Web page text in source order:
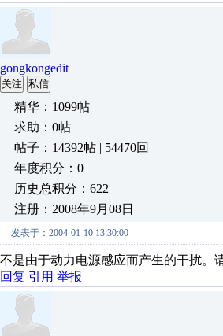
gongkongedit
关注 私信
精华：1099帖
求助：0帖
帖子：14392帖 | 54470回
年度积分：0
历史总积分：622
注册：2008年9月08日
发表于：2004-01-10 13:30:00
不是由于动力电源感应而产生的干扰。
回复 引用 举报